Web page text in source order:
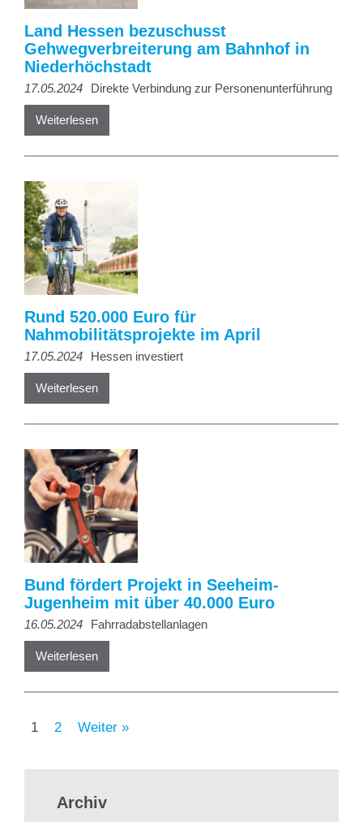
Land Hessen bezuschusst
Gehwegverbreiterung am Bahnhof in
Niederhöchstadt
17.05.2024 Direkte Verbindung zur Personenunterführung
Weiterlesen
Rund 520.000 Euro für
Nahmobilitätsprojekte im April
17.05.2024 Hessen investiert
Weiterlesen
Bund fördert Projekt in Seeheim-
Jugenheim mit über 40.000 Euro
16.05.2024 Fahrradabstellanlagen
Weiterlesen
1 2 Weiter »
Archiv